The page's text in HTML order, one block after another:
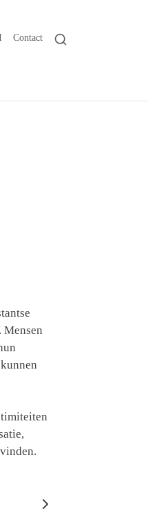
Contact
Mensen